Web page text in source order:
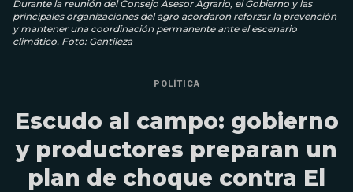
Durante la reunión del Consejo Asesor Agrario, el Gobierno y las
principales organizaciones del agro acordaron reforzar la prevención
y mantener una coordinación permanente ante el escenario
climático. Foto: Gentileza
POLÍTICA
Escudo al campo: gobierno
y productores preparan un
plan de choque contra El